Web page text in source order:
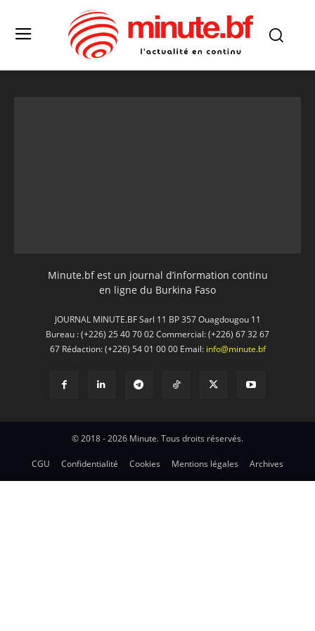
Minute.bf est un journal d’information continu
en ligne du Burkina Faso
JOURNAL MINUTE.BF Sarl 11 BP 357 Ouagdougou 11
Bureau : (+226) 25 40 70 02 Commercial: (+226) 67 32 67
67 Rédaction: (+226) 54 01 00 00 Email: info@minute.bf
© 2018 - 2026 Minute. Tous droits réservés.
CGU Confidentialité Cookies Mentions légales Archives